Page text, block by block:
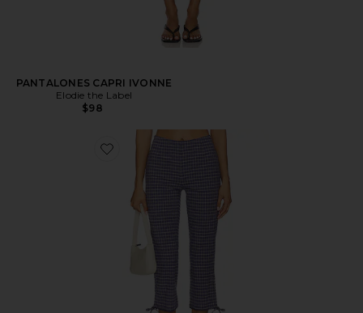
PANTALONES CAPRI IVONNE
Elodie the Label
$98